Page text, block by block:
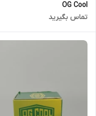
OG Cool
تماس بگیرید